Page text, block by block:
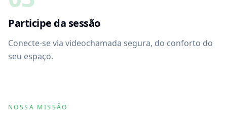
Participe da sessão
Conecte-se via videochamada segura, do conforto do
seu espaço.
NOSSA MISSÃO